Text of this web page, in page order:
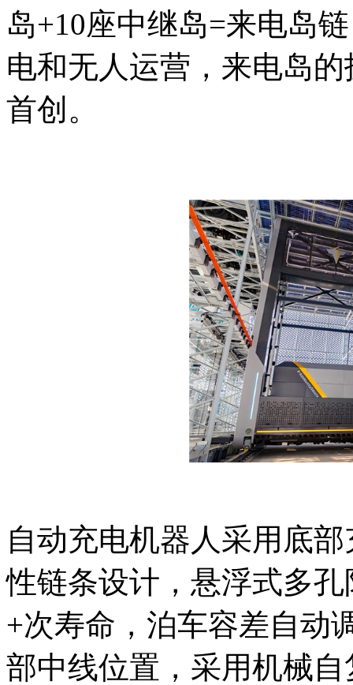
岛+10座中继岛=来电岛
电和无人运营，来电岛
首创。
自动充电机器人采用底
性链条设计，悬浮式多
+次寿命，泊车容差自动
部中线位置，采用机械